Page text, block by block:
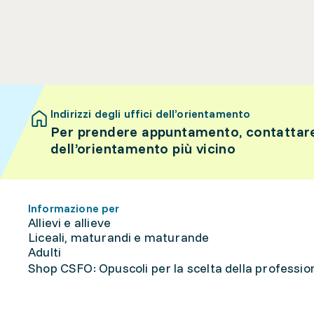
Indirizzi degli uffici dell’orientamento
Per prendere appuntamento,
dell’orientamento più vicino
Informazione per
Allievi e allieve
Liceali, maturandi e maturande
Adulti
Shop CSFO: Opuscoli per la scelta della